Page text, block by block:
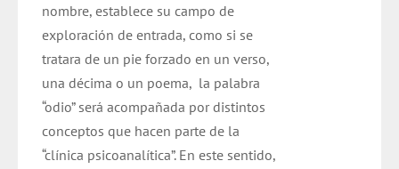
nombre, establece su campo de
exploración de entrada, como si se
tratara de un pie forzado en un verso,
una décima o un poema, la palabra
“odio” será acompañada por distintos
conceptos que hacen parte de la
“clínica psicoanalítica”. En este sentido,